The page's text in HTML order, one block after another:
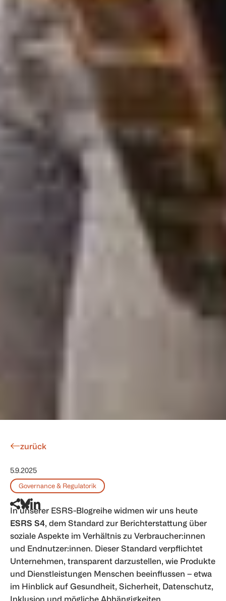
zurück
5.9.2025
Governance & Regulatorik
In unserer ESRS-Blogreihe widmen wir uns heute
ESRS S4, dem Standard zur Berichterstattung über
soziale Aspekte im Verhältnis zu Verbraucher:innen
und Endnutzer:innen. Dieser Standard verpflichtet
Unternehmen, transparent darzustellen, wie Produkte
und Dienstleistungen Menschen beeinflussen – etwa
im Hinblick auf Gesundheit, Sicherheit, Datenschutz,
Inklusion und mögliche Abhängigkeiten.